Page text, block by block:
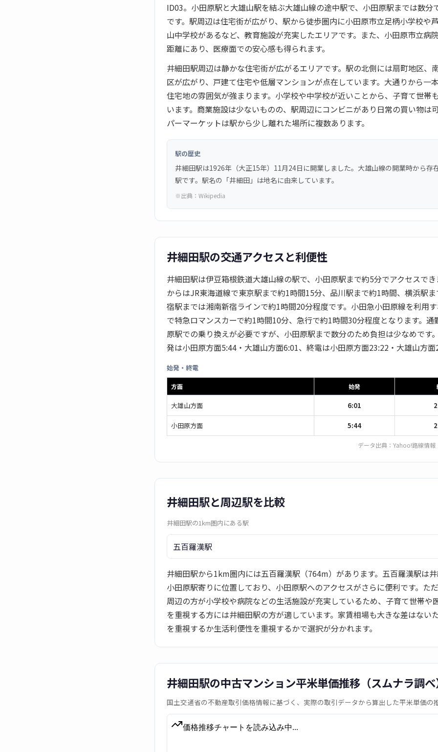
ID03。小田原駅と大雄山駅を結ぶ大雄山線の途中駅で、小田原駅までは数分
です。駅周辺は住宅街が広がり、駅から徒歩圏内に小田原市立足柄小学校や
山中学校があるなど、教育施設が充実したエリアです。また、小田原市立病
距離にあり、医療面での安心感も得られます。
井細田駅周辺は静かな住宅街が広がるエリアです。駅の北側には扇町地区、
区が広がり、戸建て住宅や低層マンションが点在しています。大通りから一
住宅地の雰囲気が強まります。小学校や中学校が近いことから、子育て世帯
います。商業施設は少ないものの、駅周辺にコンビニがあり日常の買い物は
パーマーケットは駅から少し離れた場所に複数あります。
駅の歴史
井細田駅は1926年（大正15年）11月24日に開業しました。大雄山線の開業時から存
駅です。駅名の「井細田」は地名に由来しています。
※出典： Wikipedia
井細田駅の交通アクセスと利便性
井細田駅は伊豆箱根鉄道大雄山線の駅で、小田原駅まで約5分でアクセスで
からはJR東海道線で東京駅まで約1時間15分、品川駅まで約1時間、横浜駅
宿駅までは湘南新宿ラインで約1時間20分程度です。小田急小田原線を利用
で特急ロマンスカーで約1時間10分、急行で約1時間30分程度となります。通
原駅での乗り換えが必要ですが、小田原駅まで数分のため負担は少なめです
発は小田原方面5:44・大雄山方面6:01、終電は小田原方面23:22・大雄山方面
始発・終電
方面 始発
大雄山方面 6:01
小田原方面 5:44
データ出典： Yahoo!路線情報
井細田駅と周辺駅を比較
井細田駅の1km圏内にある駅
五百羅漢駅
井細田駅から1km圏内には五百羅漢駅（764m）があります。五百羅漢駅は
小田原駅寄りに位置しており、小田原駅へのアクセスがさらに便利です。た
周辺の方が小学校や病院などの生活施設が充実しているため、子育て世帯や
を重視する方には井細田駅の方が適しています。家賃相場も大きな差はない
を重視するか生活利便性を重視するかで選択が分かれます。
井細田駅の中古マンション平米単価推移（スムナラ調
国土交通省の不動産取引価格情報に基づく、実際の取引データから算出した平米単価の